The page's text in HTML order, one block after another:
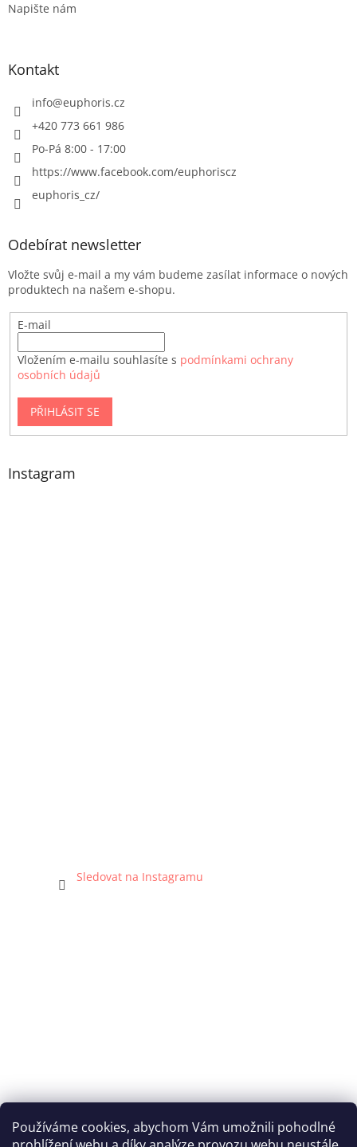
Používáme cookies, abychom Vám umožnili pohodlné
Napište nám
Kontakt
info@euphoris.cz
+420 773 661 986
Po-Pá 8:00 - 17:00
https://www.facebook.com/euphoriscz
euphoris_cz/
Odebírat newsletter
Vložte svůj e-mail a my vám budeme zasílat informace o nových
produktech na našem e-shopu.
E-mail
Vložením e-mailu souhlasíte s podmínkami ochrany
osobních údajů
PŘIHLÁSIT SE
Instagram
Sledovat na Instagramu